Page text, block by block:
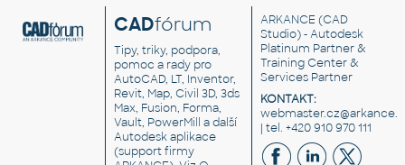
CADfórum
Tipy, triky, podpora,
pomoc a rady pro
AutoCAD, LT, Inventor,
Revit, Map, Civil 3D, 3ds
Max, Fusion, Forma,
Vault, PowerMill a další
Autodesk aplikace
(support firmy
ARKANCE (CAD
Studio) - Autodesk
Platinum Partner &
Training Center &
Services Partner
KONTAKT:
| tel. +420 910 970 111